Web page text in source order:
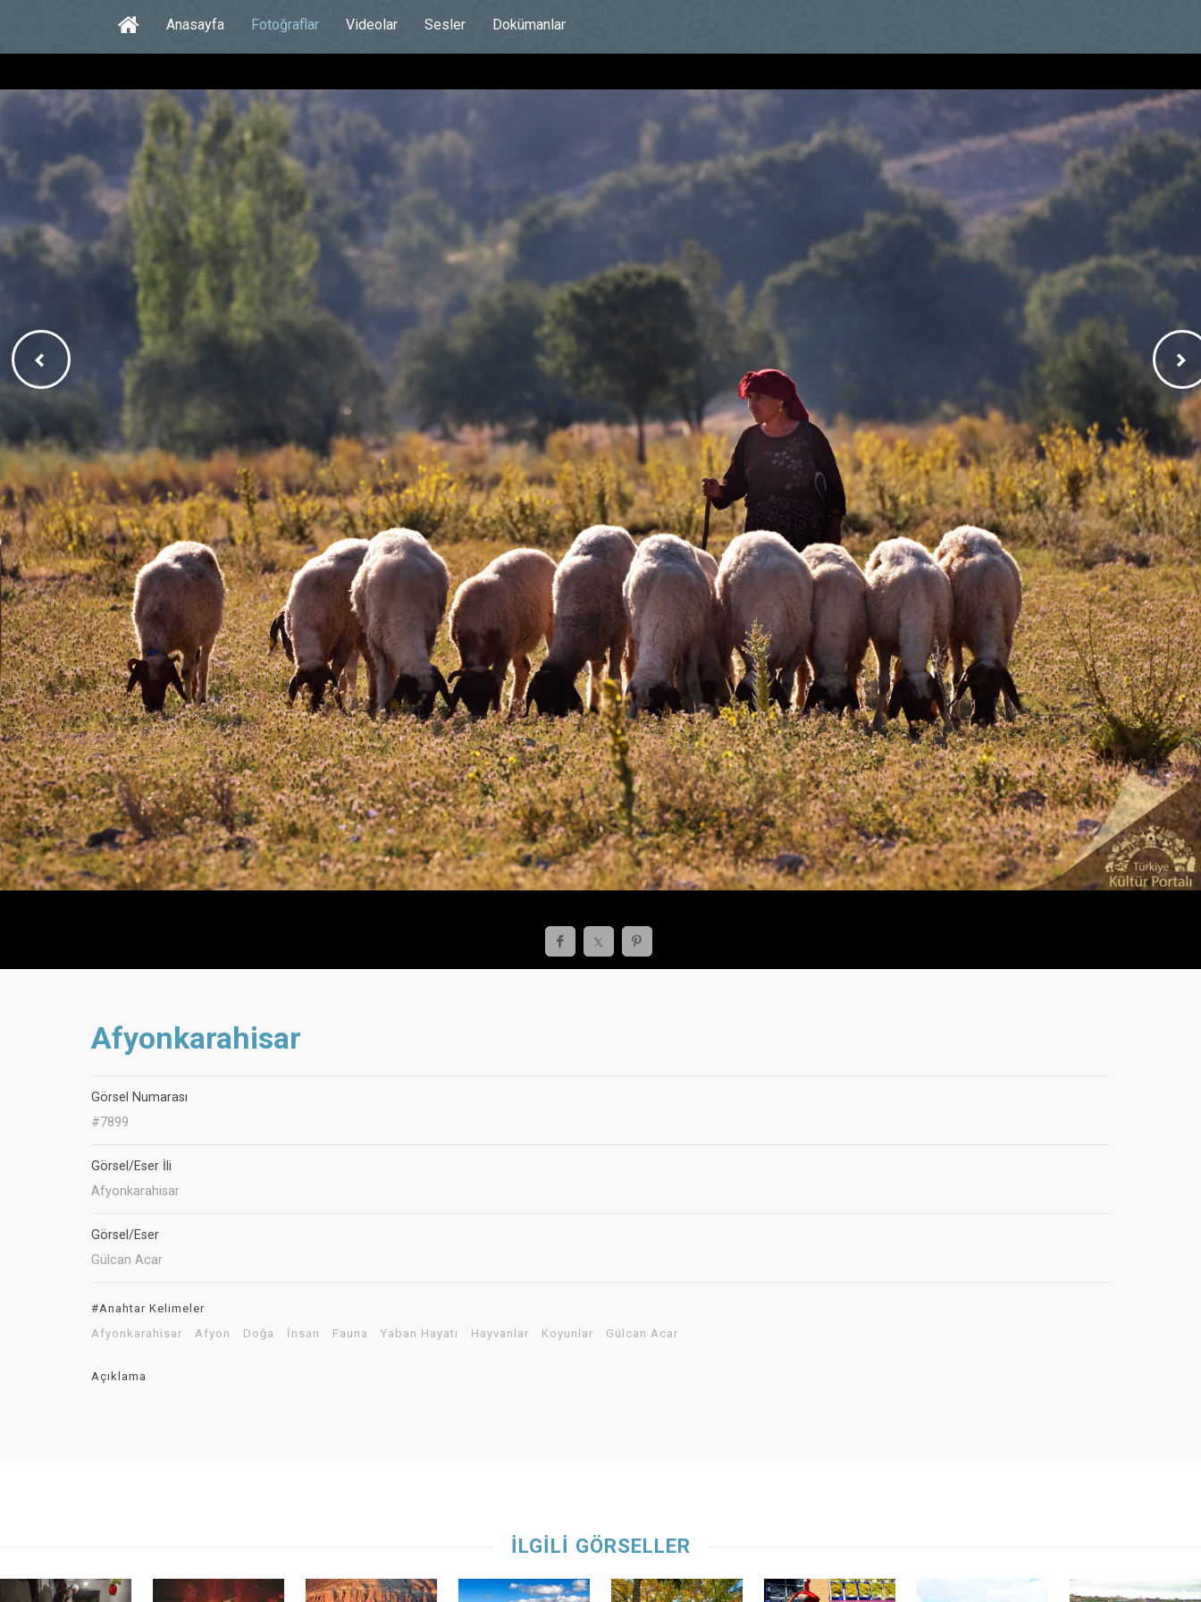
Anasayfa Fotoğraflar Videolar Sesler Dokümanlar
Afyonkarahisar
Görsel Numarası
#7899
Görsel/Eser İli
Afyonkarahisar
Görsel/Eser
Gülcan Acar
#Anahtar Kelimeler
Afyonkarahisar
Afyon Doğa İnsan Fauna Yaban Hayatı Hayvanlar Koyunlar Gülcan Acar
Açıklama
İLGİLİ GÖRSELLER